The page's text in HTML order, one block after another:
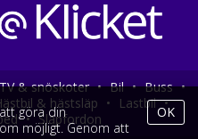
& snöskoter • Bil • Buss •
& hästsläp • Lastbil •
• Släpfordon
göra din
möjligt. Genom att
OK